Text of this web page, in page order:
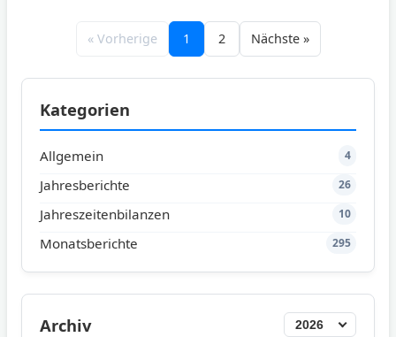
« Vorherige 1 2 Nächste »
Kategorien
Allgemein 4
Jahresberichte 26
Jahreszeitenbilanzen 10
Monatsberichte 295
Archiv